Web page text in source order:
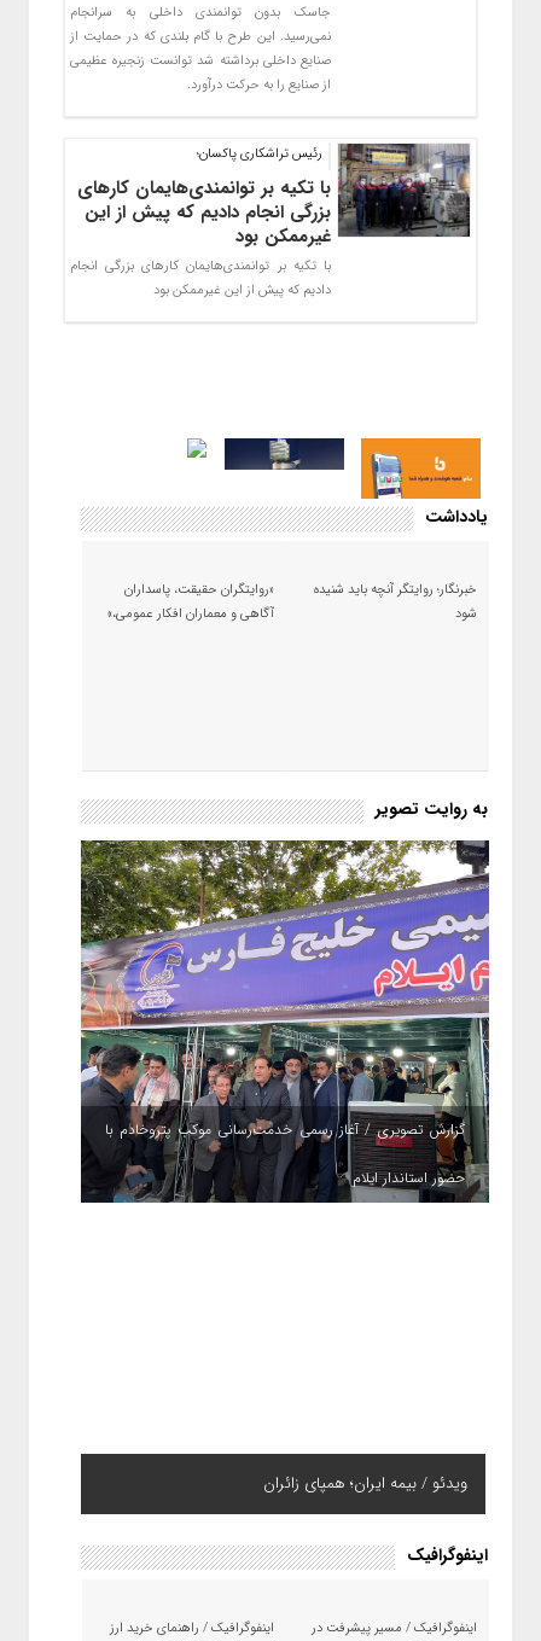
جاسک بدون توانمندی داخلی به سرانجام
نمی‌رسید. این طرح با گام بلندی که در حمایت از
صنایع داخلی برداشته شد توانست زنجیره عظیمی
از صنایع را به حرکت درآورد.
رئيس تراشكاري پاكسان؛
با تکیه بر توانمندی‌هایمان کارهای
بزرگی انجام دادیم که پیش از این
غیرممکن بود
با تکیه بر توانمندی‌هایمان کارهای بزرگی انجام
دادیم که پیش از این غیرممکن بود
یادداشت
خبرنگار؛ روایتگر آنچه باید شنیده
شود
«روایتگران حقیقت، پاسداران
آگاهی و معماران افکار عمومی،»
به روایت تصویر
گزارش تصویری / آغاز رسمی خدمت‌رسانی موکب پتروخادم با
حضور استاندار ایلام
ویدئو / بیمه ایران؛ همپای زائران
اینفوگرافیک
اینفوگرافیک / مسیر پیشرفت در
اینفوگرافیک / راهنمای خرید ارز